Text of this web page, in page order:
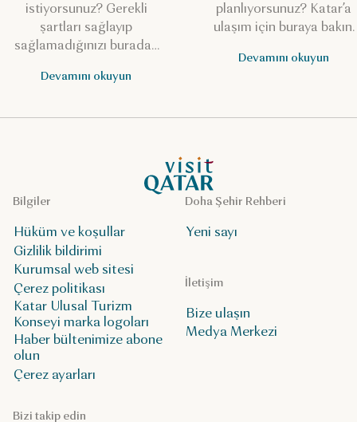
istiyorsunuz? Gerekli
şartları sağlayıp
sağlamadığınızı buradan
Devamını okuyun
planlıyorsunuz? Katar’a
ulaşım için buraya bakın.
Devamını okuyun
VisitQatar Ana Sayfası
Doha Şehir Rehberi
Yeni sayı
Bizi takip edin
İletişim
Bize ulaşın
Medya Merkezi
Bilgiler
Hüküm ve koşullar
Gizlilik bildirimi
Kurumsal web sitesi
Çerez politikası
Katar Ulusal Turizm
Konseyi marka logoları
Haber bültenimize abone
olun
Çerez ayarları